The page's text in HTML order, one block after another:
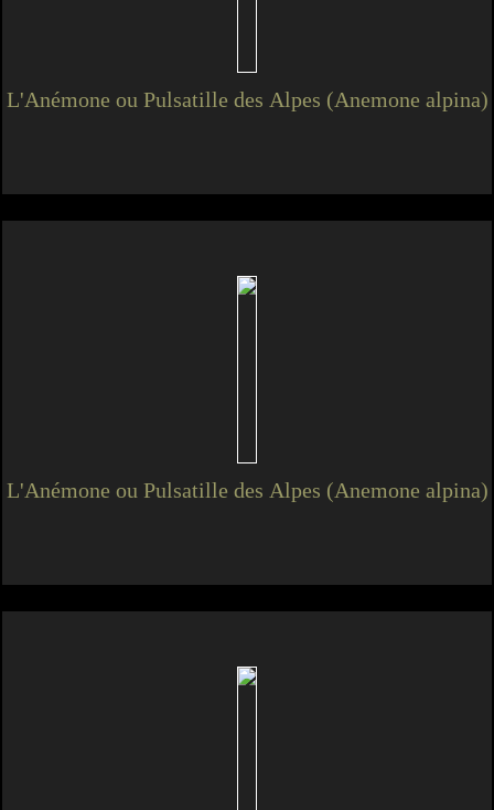
L'Anémone ou Pulsatille des Alpes (Anemone alpina)
L'Anémone ou Pulsatille des Alpes (Anemone alpina)